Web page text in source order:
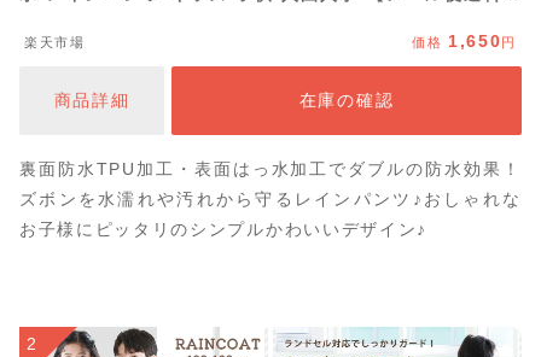
材付き 雨具 小学生 収納バッグ付 かわいい レインウェア
楽天市場 価格 1,650円
商品詳細 在庫の確認
裏面防水TPU加工・表面はっ水加工でダブルの防水効果！
ズボンを水濡れや汚れから守るレインパンツ♪おしゃれな
お子様にピッタリのシンプルかわいいデザイン♪
2